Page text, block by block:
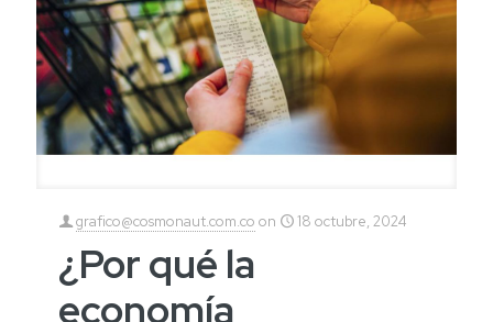
grafico@cosmonaut.com.co on 18 octubre, 2024
¿Por qué la
economía